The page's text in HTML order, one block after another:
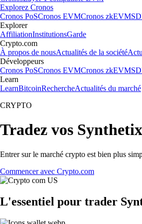
Explorez Cronos
Cronos PoSCronos EVMCronos zkEVM
Explorer
AffiliationInstitutionsGarde
Crypto.com
À propos de nousActualités de la société
Développeurs
Cronos PoSCronos EVMCronos zkEVM
Learn
LearnBitcoinRechercheActualités du marché
CRYPTO
Tradez vos
Entrer sur le marché crypto est bien plus
Commencer avec Crypto.com
L'essentiel pour trader